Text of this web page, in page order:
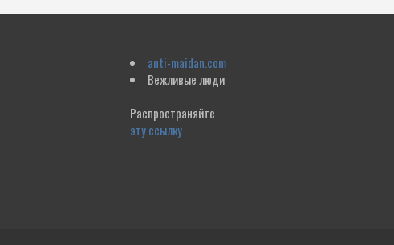
anti-maidan.com
Вежливые люди
Распространяйте
эту ссылку